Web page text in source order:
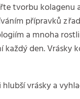
tvorbu kolagenu
přípravků z
a mnoha
den. Vrásky
vrásky a